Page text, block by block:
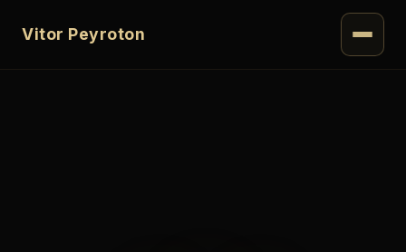
Vitor Peyroton